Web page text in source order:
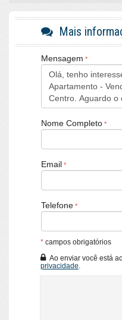
Cozinha
Lavabo
Móveis Planejados
Características do
Salão de Festas
Espaço Gourmet
Espaço Fitness
Entrada para Banhistas
Mais
Mensagem
Nome Completo
Email
Telefone
* campos obrigatórios
Ao enviar você está
privacidade